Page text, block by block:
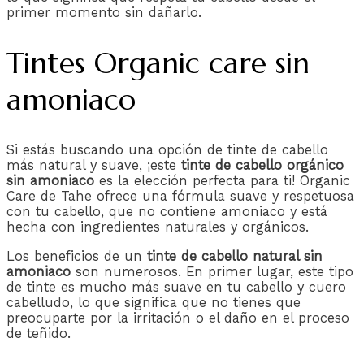
primer momento sin dañarlo.
Tintes Organic care sin
amoniaco
Si estás buscando una opción de tinte de cabello
más natural y suave, ¡este tinte de cabello orgánico
sin amoniaco es la elección perfecta para ti! Organic
Care de Tahe ofrece una fórmula suave y respetuosa
con tu cabello, que no contiene amoniaco y está
hecha con ingredientes naturales y orgánicos.
Los beneficios de un tinte de cabello natural sin
amoniaco son numerosos. En primer lugar, este tipo
de tinte es mucho más suave en tu cabello y cuero
cabelludo, lo que significa que no tienes que
preocuparte por la irritación o el daño en el proceso
de teñido.